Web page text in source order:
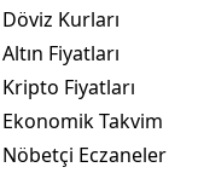
Döviz Kurları
Altın Fiyatları
Kripto Fiyatları
Ekonomik Takvim
Nöbetçi Eczaneler